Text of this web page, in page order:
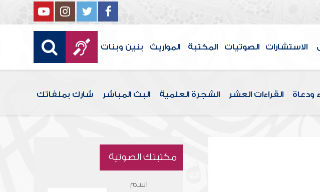
الاستشارات الصوتيات المكتبة المواريث بنين وبنات
ودعاة القراءات العشر الشجرة العلمية البث المباشر شارك بملفاتك
مكتبتك الصوتية
اسم